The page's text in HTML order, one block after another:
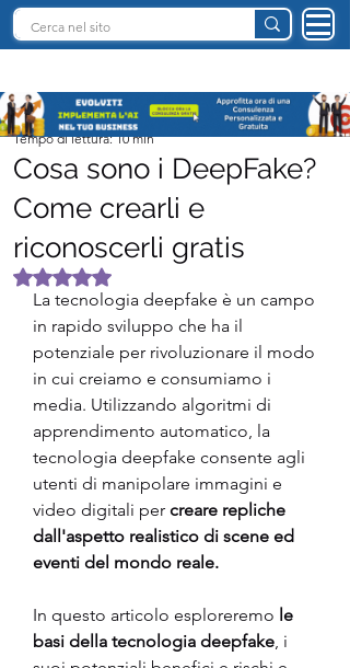
Cosa sono i DeepFake?
Come crearli e
riconoscerli gratis
Team I.A. Italia
Tempo di lettura: 10 min
Valutazione NaN stelle su 5.
La tecnologia deepfake è un campo
in rapido sviluppo che ha il
potenziale per rivoluzionare il modo
in cui creiamo e consumiamo i
media. Utilizzando algoritmi di
apprendimento automatico, la
tecnologia deepfake consente agli
utenti di manipolare immagini e
video digitali per creare repliche
dall'aspetto realistico di scene ed
eventi del mondo reale.
In questo articolo esploreremo le
basi della tecnologia deepfake, i